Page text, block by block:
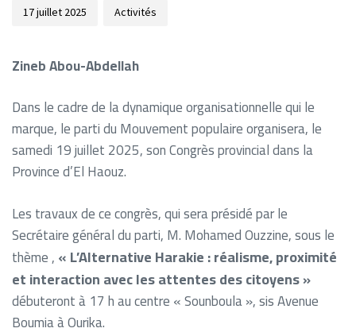
17 juillet 2025 Activités
Zineb Abou-Abdellah
Dans le cadre de la dynamique organisationnelle qui le
marque, le parti du Mouvement populaire organisera, le
samedi 19 juillet 2025, son Congrès provincial dans la
Province d’El Haouz.
Les travaux de ce congrès, qui sera présidé par le
Secrétaire général du parti, M. Mohamed Ouzzine, sous le
thème ,« L’Alternative Harakie : réalisme, proximité
et interaction avec les attentes des citoyens »
débuteront à 17 h au centre « Sounboula », sis Avenue
Boumia à Ourika.